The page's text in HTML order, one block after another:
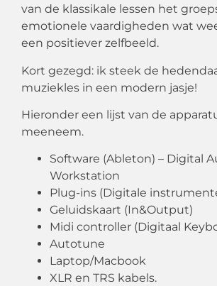
van de klassikale lessen het
emotionele vaardigheden wat
een positiever zelfbeeld.
Kort gezegd: ik steek de
muziekles in een modern jasje!
Hieronder een lijst van de
meeneem.
Software (Ableton) – Digital
Workstation
Plug-ins (Digitale
Geluidskaart (In&Output)
Midi controller (Digitaal
Autotune
Laptop/Macbook
XLR en TRS kabels.